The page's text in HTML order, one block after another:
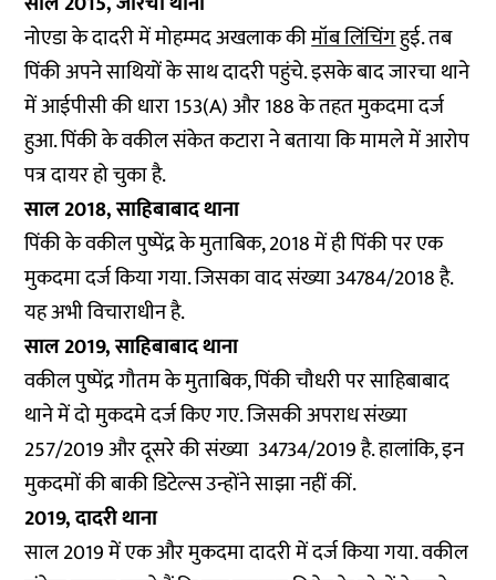
नोएडा के दादरी में मोहम्मद अखलाक कीमॉब लिंचिंगहुई. तब
पिंकी अपने साथियों के साथ दादरी पहुंचे. इसके बाद जारचा थाने
में आईपीसी की धारा 153(A) और 188 के तहत मुकदमा दर्ज
हुआ. पिंकी के वकील संकेत कटारा ने बताया कि मामले में आरोप
पत्र दायर हो चुका है.
साल 2018, साहिबाबाद थाना
पिंकी के वकील पुष्पेंद्र के मुताबिक, 2018 में ही पिंकी पर एक
मुकदमा दर्ज किया गया. जिसका वाद संख्या 34784/2018 है.
यह अभी विचाराधीन है.
साल 2019, साहिबाबाद थाना
वकील पुष्पेंद्र गौतम के मुताबिक, पिंकी चौधरी पर साहिबाबाद
थाने में दो मुकदमे दर्ज किए गए. जिसकी अपराध संख्या
257/2019 और दूसरे की संख्या 34734/2019 है. हालांकि, इन
मुकदमों की बाकी डिटेल्स उन्होंने साझा नहीं कीं.
2019, दादरी थाना
साल 2019 में एक और मुकदमा दादरी में दर्ज किया गया. वकील